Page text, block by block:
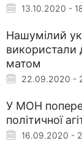
13.10.2020 -
Нашумілий
використали
матом
22.09.2020 -
У МОН
політичної
16.09.2020 -